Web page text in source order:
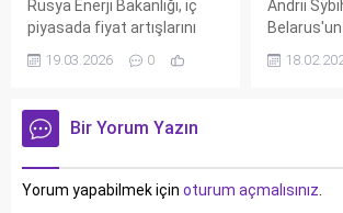
Rusya Enerji Bakanlığı, iç
piyasada fiyat artışlarını
önlemek amacıyla akaryakıt
ihracatını tamamen
duyurdu. Hürmüz Boğazı
krizi ve küresel arz sorunları
19.03.2026 0
Andrii
Paralimpik
Bir Yorum Yazın
Yorum yapabilmek için oturum açmalısınız.